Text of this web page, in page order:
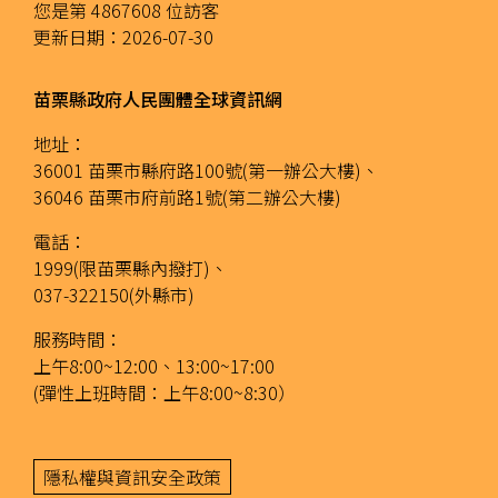
您是第 4867608 位訪客
更新日期： 2026-07-30
苗栗縣政府人民團體全球資訊網
地址：
36001 苗栗市縣府路100號(第一辦公大樓)、
36046 苗栗市府前路1號(第二辦公大樓)
電話：
1999(限苗栗縣內撥打)、
037-322150(外縣市)
服務時間：
上午8:00~12:00、13:00~17:00
(彈性上班時間：上午8:00~8:30）
隱私權與資訊安全政策